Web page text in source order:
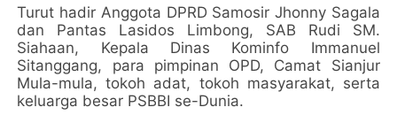
Turut hadir Anggota DPRD Samosir Jhonny Sagala
dan Pantas Lasidos Limbong, SAB Rudi SM.
Siahaan, Kepala Dinas Kominfo Immanuel
Sitanggang, para pimpinan OPD, Camat Sianjur
Mula-mula, tokoh adat, tokoh masyarakat, serta
keluarga besar PSBBI se-Dunia.